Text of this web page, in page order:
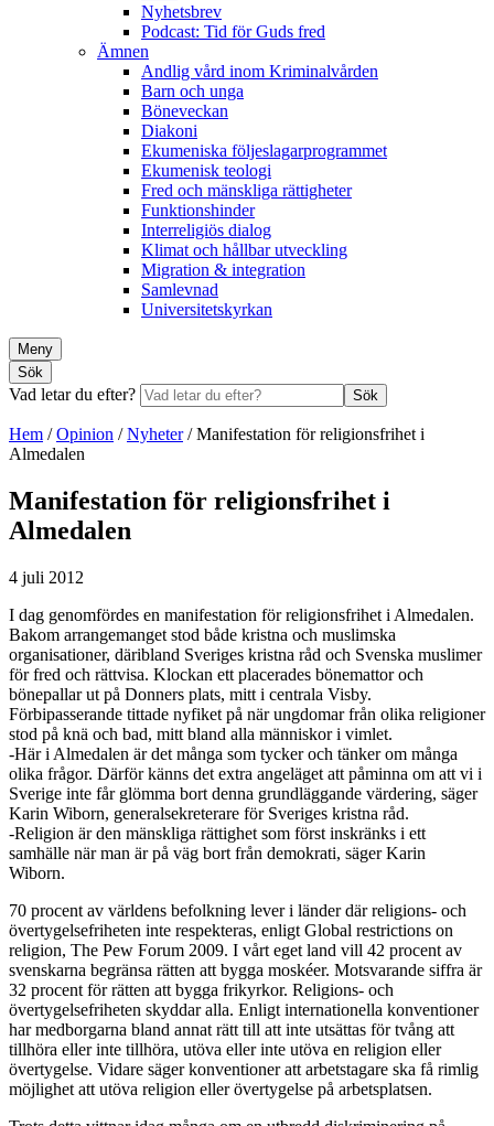
Nyhetsbrev
Podcast: Tid för Guds fred
Ämnen
Andlig vård inom Kriminalvården
Barn och unga
Böneveckan
Diakoni
Ekumeniska följeslagarprogrammet
Ekumenisk teologi
Fred och mänskliga rättigheter
Funktionshinder
Interreligiös dialog
Klimat och hållbar utveckling
Migration & integration
Samlevnad
Universitetskyrkan
Meny
Sök
Vad letar du efter? Sök
Hem /Opinion /Nyheter/Manifestation för religionsfrihet i
Almedalen
Manifestation för religionsfrihet i
Almedalen
4 juli 2012
I dag genomfördes en manifestation för religionsfrihet i Almedalen.
Bakom arrangemanget stod både kristna och muslimska
organisationer, däribland Sveriges kristna råd och Svenska muslimer
för fred och rättvisa. Klockan ett placerades bönemattor och
bönepallar ut på Donners plats, mitt i centrala Visby.
Förbipasserande tittade nyfiket på när ungdomar från olika religioner
stod på knä och bad, mitt bland alla människor i vimlet.
-Här i Almedalen är det många som tycker och tänker om många
olika frågor. Därför känns det extra angeläget att påminna om att vi i
Sverige inte får glömma bort denna grundläggande värdering, säger
Karin Wiborn, generalsekreterare för Sveriges kristna råd.
-Religion är den mänskliga rättighet som först inskränks i ett
samhälle när man är på väg bort från demokrati, säger Karin
Wiborn.
70 procent av världens befolkning lever i länder där religions- och
övertygelsefriheten inte respekteras, enligt Global restrictions on
religion, The Pew Forum 2009. I vårt eget land vill 42 procent av
svenskarna begränsa rätten att bygga moskéer. Motsvarande siffra är
32 procent för rätten att bygga frikyrkor. Religions- och
övertygelsefriheten skyddar alla. Enligt internationella konventioner
har medborgarna bland annat rätt till att inte utsättas för tvång att
tillhöra eller inte tillhöra, utöva eller inte utöva en religion eller
övertygelse. Vidare säger konventioner att arbetstagare ska få rimlig
möjlighet att utöva religion eller övertygelse på arbetsplatsen.